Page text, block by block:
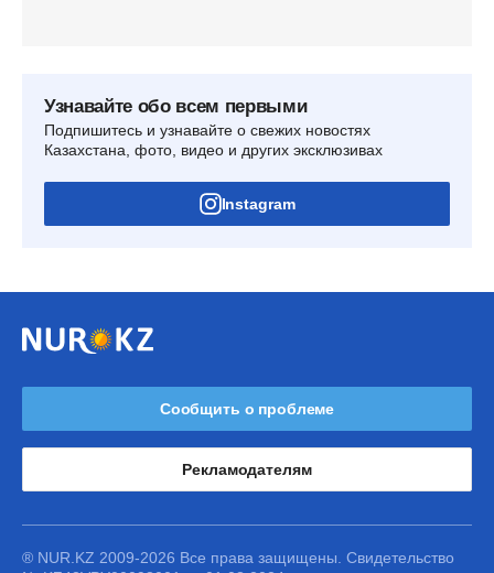
Узнавайте обо всем первыми
Подпишитесь и узнавайте о свежих новостях
Казахстана, фото, видео и других эксклюзивах
Instagram
Сообщить о проблеме
Рекламодателям
® NUR.KZ 2009-2026 Все права защищены. Свидетельство